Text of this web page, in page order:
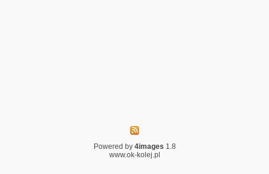
Powered by 4images 1.8
www.ok-kolej.pl